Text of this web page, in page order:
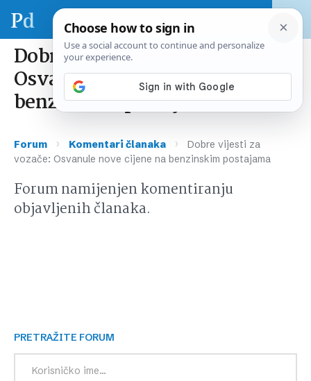
Dobre vijesti za vozače:
Osvanule nove cijene na
benzinskim postajama
Forum › Komentari članaka ›
Dobre vijesti za
vozače: Osvanule nove cijene na benzinskim postajama
Forum namijenjen komentiranju
objavljenih članaka.
PRETRAŽITE FORUM